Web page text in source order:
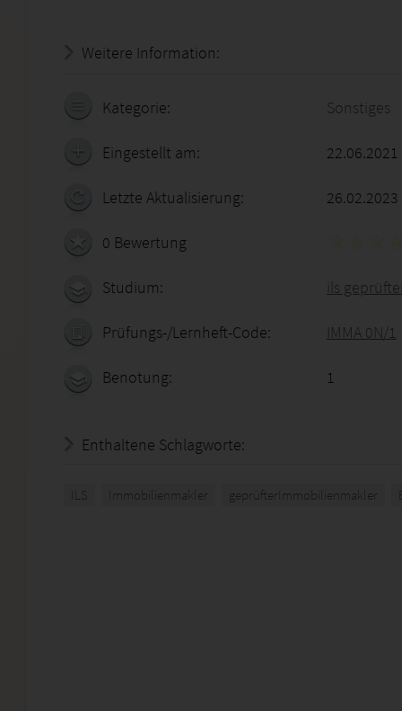
Weitere Information:
Kategorie: Sonstiges
Eingestellt am:
Letzte Aktualisierung: 26.02.2023
0 Bewertung
Studium: ils
Prüfungs-/Lernheft-Code: IMMA 0N/1
Benotung: 1
Enthaltene Schlagworte:
ILS Immobilienmakler geprüfterImmobilienmakler